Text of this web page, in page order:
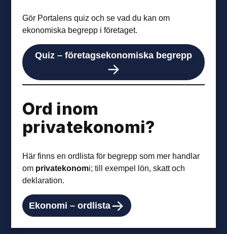
Gör Portalens quiz och se vad du kan om
ekonomiska begrepp i företaget.
Quiz – företagsekonomiska begrepp
Ord inom
privatekonomi?
Här finns en ordlista för begrepp som mer handlar
om privatekonomi; till exempel lön, skatt och
deklaration.
Ekonomi – ordlista